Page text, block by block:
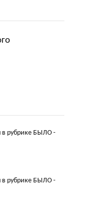
в рубрике БЫЛО -
в рубрике БЫЛО -